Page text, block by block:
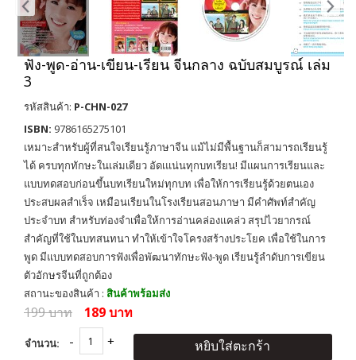
ฟัง-พูด-อ่าน-เขียน-เรียน จีนกลาง ฉบับสมบูรณ์ เล่ม
3
รหัสสินค้า: P-CHN-027
ISBN: 9786165275101
เหมาะสำหรับผู้ที่สนใจเรียนรู้ภาษาจีน แม้ไม่มีพื้นฐานก็สามารถเรียนรู้
ได้ ครบทุกทักษะในเล่มเดียว อัดเแน่นทุกบทเรียน! มีแผนการเรียนและ
แบบทดสอบก่อนขึ้นบทเรียนใหม่ทุกบท เพื่อให้การเรียนรู้ด้วยตนเอง
ประสบผลสำเร็จ เหมือนเรียนในโรงเรียนสอนภาษา มีคำศัพท์สำคัญ
ประจำบท สำหรับท่องจำเพื่อให้การอ่านคล่องแคล่ว สรุปไวยากรณ์
สำคัญที่ใช้ในบทสนทนา ทำให้เข้าใจโครงสร้างประโยค เพื่อใช้ในการ
พูด มีแบบทดสอบการฟังเพื่อพัฒนาทักษะฟัง-พูด เรียนรู้ลำดับการเขียน
ตัวอักษรจีนที่ถูกต้อง
สถานะของสินค้า : สินค้าพร้อมส่ง
199 บาท 189 บาท
จำนวน: หยิบใส่ตะกร้า